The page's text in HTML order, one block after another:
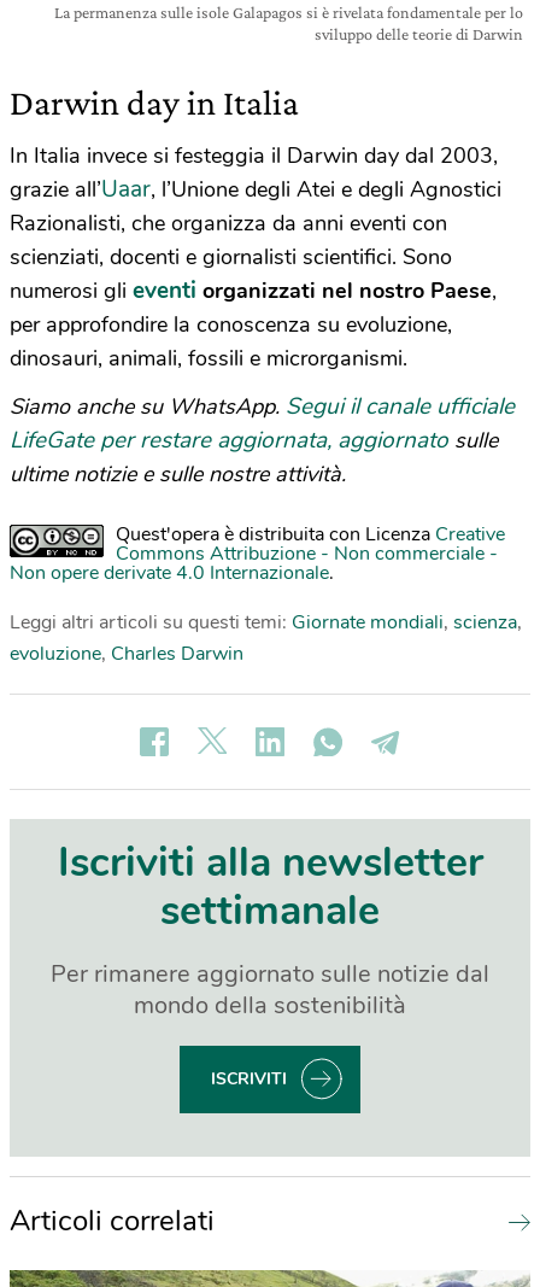
La permanenza sulle isole Galapagos si è rivelata fondamentale per lo
sviluppo delle teorie di Darwin
Darwin day in Italia
In Italia invece si festeggia il Darwin day dal 2003,
grazie all’Uaar, l’Unione degli Atei e degli Agnostici
Razionalisti, che organizza da anni eventi con
scienziati, docenti e giornalisti scientifici. Sono
numerosi gli eventi organizzati nel nostro Paese,
per approfondire la conoscenza su evoluzione,
dinosauri, animali, fossili e microrganismi.
Siamo anche su WhatsApp. Segui il canale ufficiale
LifeGate per restare aggiornata, aggiornato sulle
ultime notizie e sulle nostre attività.
Quest'opera è distribuita con Licenza Creative
Commons Attribuzione - Non commerciale -
Non opere derivate 4.0 Internazionale.
Leggi altri articoli su questi temi: Giornate mondiali, scienza,
evoluzione, Charles Darwin
Iscriviti alla newsletter
settimanale
Per rimanere aggiornato sulle notizie dal
mondo della sostenibilità
ISCRIVITI
Articoli correlati